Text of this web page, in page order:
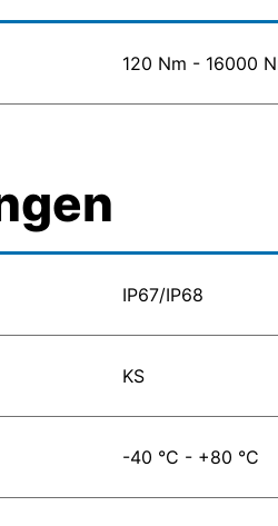
120 Nm - 16000
IP67/IP68
KS
-40 °C - +80 °C